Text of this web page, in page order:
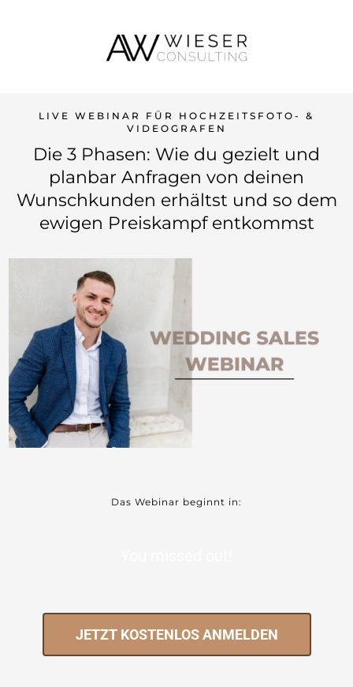
LIVE WEBINAR FÜR HOCHZEITSFOTO- &
VIDEOGRAFEN
Die 3 Phasen: Wie du gezielt und
planbar Anfragen von deinen
Wunschkunden erhältst und so dem
ewigen Preiskampf entkommst
Das Webinar beginnt in:
JETZT KOSTENLOS ANMELDEN